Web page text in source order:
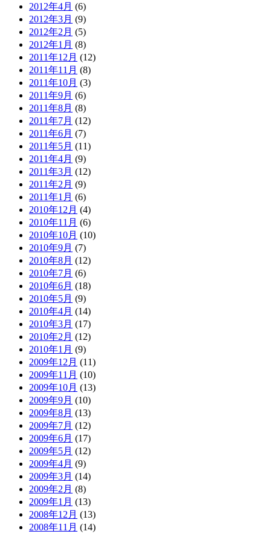
2012年4月 (6)
2012年3月 (9)
2012年2月 (5)
2012年1月 (8)
2011年12月 (12)
2011年11月 (8)
2011年10月 (3)
2011年9月 (6)
2011年8月 (8)
2011年7月 (12)
2011年6月 (7)
2011年5月 (11)
2011年4月 (9)
2011年3月 (12)
2011年2月 (9)
2011年1月 (6)
2010年12月 (4)
2010年11月 (6)
2010年10月 (10)
2010年9月 (7)
2010年8月 (12)
2010年7月 (6)
2010年6月 (18)
2010年5月 (9)
2010年4月 (14)
2010年3月 (17)
2010年2月 (12)
2010年1月 (9)
2009年12月 (11)
2009年11月 (10)
2009年10月 (13)
2009年9月 (10)
2009年8月 (13)
2009年7月 (12)
2009年6月 (17)
2009年5月 (12)
2009年4月 (9)
2009年3月 (14)
2009年2月 (8)
2009年1月 (13)
2008年12月 (13)
2008年11月 (14)